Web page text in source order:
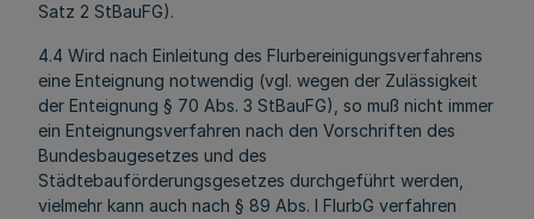
Satz 2 StBauFG).
4.4 Wird nach Einleitung des Flurbereinigungsverfahrens
eine Enteignung notwendig (vgl. wegen der Zulässigkeit
der Enteignung § 70 Abs. 3 StBauFG), so muß nicht immer
ein Enteignungsverfahren nach den Vorschriften des
Bundesbaugesetzes und des
Städtebauförderungsgesetzes durchgeführt werden,
vielmehr kann auch nach § 89 Abs. l FlurbG verfahren